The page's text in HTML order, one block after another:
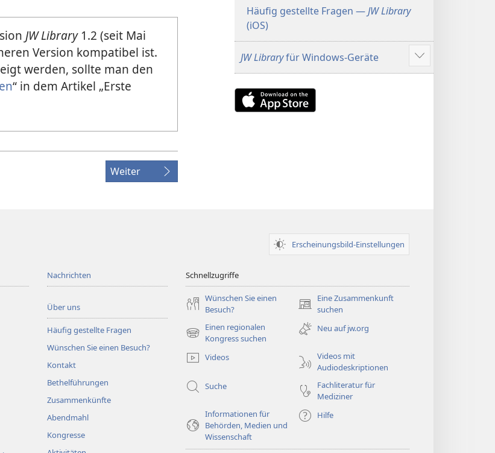
JW Library1.2 (seit Mai
Version kompatibel ist.
werden, sollte man den
“ in dem Artikel „Erste
Weiter
Häufig gestellte Fragen —JW Library
(iOS)
JW Libraryfür Windows-Geräte
Mehr
anzeigen
Download
on
Erscheinungsbild-Einstellungen
Nachrichten
Über uns
Häufig gestellte Fragen
Wünschen Sie einen Besuch?
Kontakt
Bethelführungen
Zusammenkünfte
Abendmahl
Kongresse
Schnellzugriffe
Wünschen Sie einen
Besuch?
Eine Zusammenkunft
suchen
(öffnet
neues
Fenster)
Einen regionalen
Kongress suchen
(öffnet
Fenster)
Neu auf jw.org
Videos
Videos mit
Audiodeskriptionen
Suche
Fachliteratur für
Mediziner
Informationen für
Behörden, Medien und
Wissenschaft
Hilfe